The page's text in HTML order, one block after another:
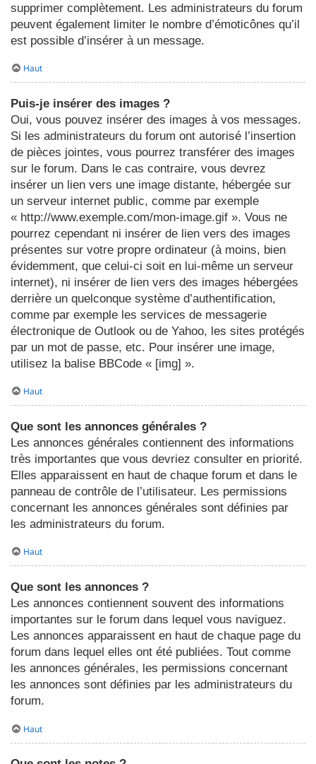
supprimer complètement. Les administrateurs du forum
peuvent également limiter le nombre d’émoticônes qu’il
est possible d’insérer à un message.
Haut
Puis-je insérer des images ?
Oui, vous pouvez insérer des images à vos messages.
Si les administrateurs du forum ont autorisé l’insertion
de pièces jointes, vous pourrez transférer des images
sur le forum. Dans le cas contraire, vous devrez
insérer un lien vers une image distante, hébergée sur
un serveur internet public, comme par exemple
« http://www.exemple.com/mon-image.gif ». Vous ne
pourrez cependant ni insérer de lien vers des images
présentes sur votre propre ordinateur (à moins, bien
évidemment, que celui-ci soit en lui-même un serveur
internet), ni insérer de lien vers des images hébergées
derrière un quelconque système d’authentification,
comme par exemple les services de messagerie
électronique de Outlook ou de Yahoo, les sites protégés
par un mot de passe, etc. Pour insérer une image,
utilisez la balise BBCode « [img] ».
Haut
Que sont les annonces générales ?
Les annonces générales contiennent des informations
très importantes que vous devriez consulter en priorité.
Elles apparaissent en haut de chaque forum et dans le
panneau de contrôle de l’utilisateur. Les permissions
concernant les annonces générales sont définies par
les administrateurs du forum.
Haut
Que sont les annonces ?
Les annonces contiennent souvent des informations
importantes sur le forum dans lequel vous naviguez.
Les annonces apparaissent en haut de chaque page du
forum dans lequel elles ont été publiées. Tout comme
les annonces générales, les permissions concernant
les annonces sont définies par les administrateurs du
forum.
Haut